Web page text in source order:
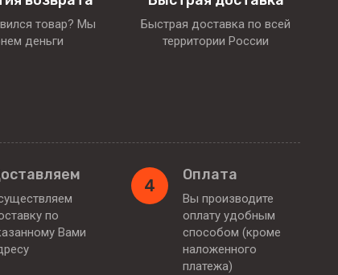
товар? Мы
деньги
Быстрая доставка по всей
территории России
по
Вами
4
Оплата
Вы производите
оплату удобным
способом (кроме
наложенного
платежа)